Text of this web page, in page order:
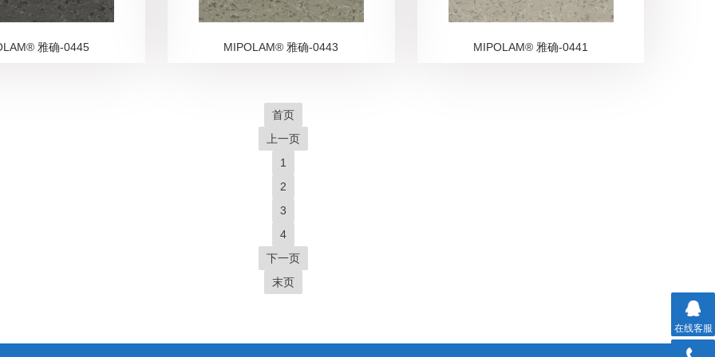
雅确-0445 MIPOLAM® 雅确-0443 MIPOLAM® 雅确-0441
首页
上一页
1
2
3
4
下一页
末页
在线客服